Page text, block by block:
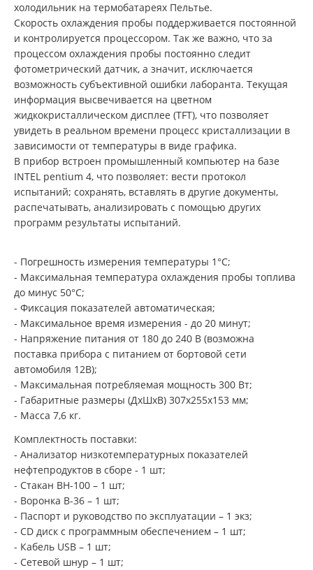
холодильник на термобатареях Пельтье.
Скорость охлаждения пробы поддерживается постоянной
и контролируется процессором. Так же важно, что за
процессом охлаждения пробы постоянно следит
фотометрический датчик, а значит, исключается
возможность субъективной ошибки лаборанта. Текущая
информация высвечивается на цветном
жидкокристаллическом дисплее (TFT), что позволяет
увидеть в реальном времени процесс кристаллизации в
зависимости от температуры в виде графика.
В прибор встроен промышленный компьютер на базе
INTEL pentium 4, что позволяет: вести протокол
испытаний; сохранять, вставлять в другие документы,
распечатывать, анализировать с помощью других
программ результаты испытаний.
- Погрешность измерения температуры 1°С;
- Максимальная температура охлаждения пробы топлива
до минус 50°С;
- Фиксация показателей автоматическая;
- Максимальное время измерения - до 20 минут;
- Напряжение питания от 180 до 240 В (возможна
поставка прибора с питанием от бортовой сети
автомобиля 12В);
- Максимальная потребляемая мощность 300 Вт;
- Габаритные размеры (ДхШхВ) 307х255х153 мм;
- Масса 7,6 кг.
Комплектность поставки:
- Анализатор низкотемпературных показателей
нефтепродуктов в сборе - 1 шт;
- Стакан ВН-100 – 1 шт;
- Воронка В-36 – 1 шт;
- Паспорт и руководство по эксплуатации – 1 экз;
- CD диск с программным обеспечением – 1 шт;
- Кабель USB – 1 шт;
- Сетевой шнур – 1 шт;